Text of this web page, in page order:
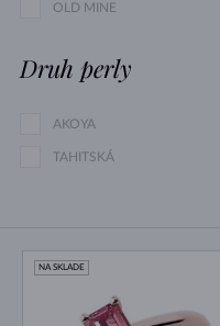
OLD MINE
Druh perly
AKOYA
TAHITSKÁ
NA SKLADE